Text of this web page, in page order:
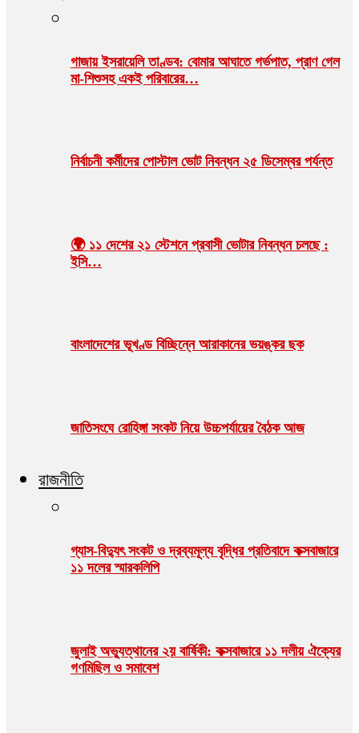
গাজায় ইসরায়েলি তাণ্ডব: বোমার আঘাতে গর্ভপাত, প্রাণ গেল
মা-শিশুসহ একই পরিবারের…
নির্বাচনী কর্মীদের পোস্টাল ভোট নিবন্ধন ২৫ ডিসেম্বর পর্যন্ত
🌍 ১১ দেশের ২১ স্টেশনে প্রবাসী ভোটার নিবন্ধন চলছে :
ইসি…
বাংলাদেশের ভূখণ্ড বিচ্ছিন্নে আরাকানের ভয়ঙ্কর ছক
জাতিসংঘে রোহিঙ্গা সংকট নিয়ে উচ্চপর্যায়ের বৈঠক আজ
রাজনীতি
গ্যাস-বিদ্যুৎ সংকট ও দ্রব্যমূল্য বৃদ্ধির প্রতিবাদে কক্সবাজারে
১১ দলের স্মারকলিপি
জুলাই অভ্যুত্থানের ২য় বার্ষিকী: কক্সবাজারে ১১ দলীয় ঐক্যের
গণমিছিল ও সমাবেশ